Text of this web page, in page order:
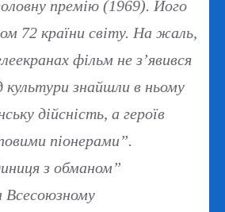
премію (1969). Його
72 країни світу. На жаль,
фільм не з’явився
культури знайшли в ньому
дійсність, а героїв
піонерами”.
з обманом”
Всесоюзному